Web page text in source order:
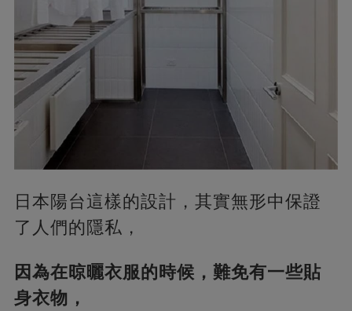
日本陽台這樣的設計，其實無形中保證
了人們的隱私，
因為在晾曬衣服的時候，難免有一些貼
身衣物，